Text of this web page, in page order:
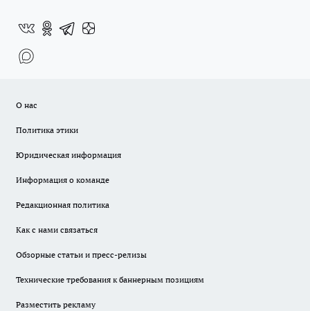
О нас
Политика этики
Юридическая информация
Информация о команде
Редакционная политика
Как с нами связаться
Обзорные статьи и пресс-релизы
Технические требования к баннерным позициям
Разместить рекламу